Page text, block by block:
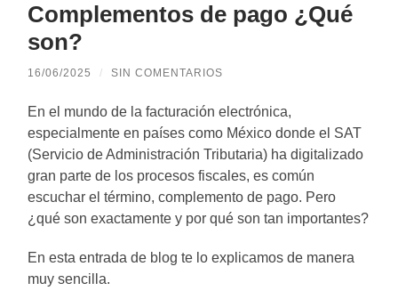
Complementos de pago ¿Qué
son?
16/06/2025 / SIN COMENTARIOS
En el mundo de la facturación electrónica,
especialmente en países como México donde el SAT
(Servicio de Administración Tributaria) ha digitalizado
gran parte de los procesos fiscales, es común
escuchar el término, complemento de pago. Pero
¿qué son exactamente y por qué son tan importantes?
En esta entrada de blog te lo explicamos de manera
muy sencilla.